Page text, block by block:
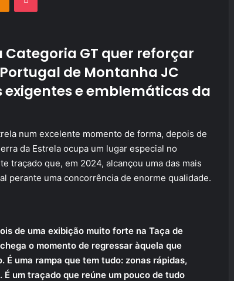
GT quer reforçar
de Montanha JC
e emblemáticas da
num excelente momento de forma, depois de
da Estrela ocupa um lugar especial no
traçado que, em 2024, alcançou uma das mais
perante uma concorrência de enorme qualidade.
de uma exibição muito forte na Taça de
o momento de regressar àquela que
uma rampa que tem tudo: zonas rápidas,
um traçado que reúne um pouco de tudo